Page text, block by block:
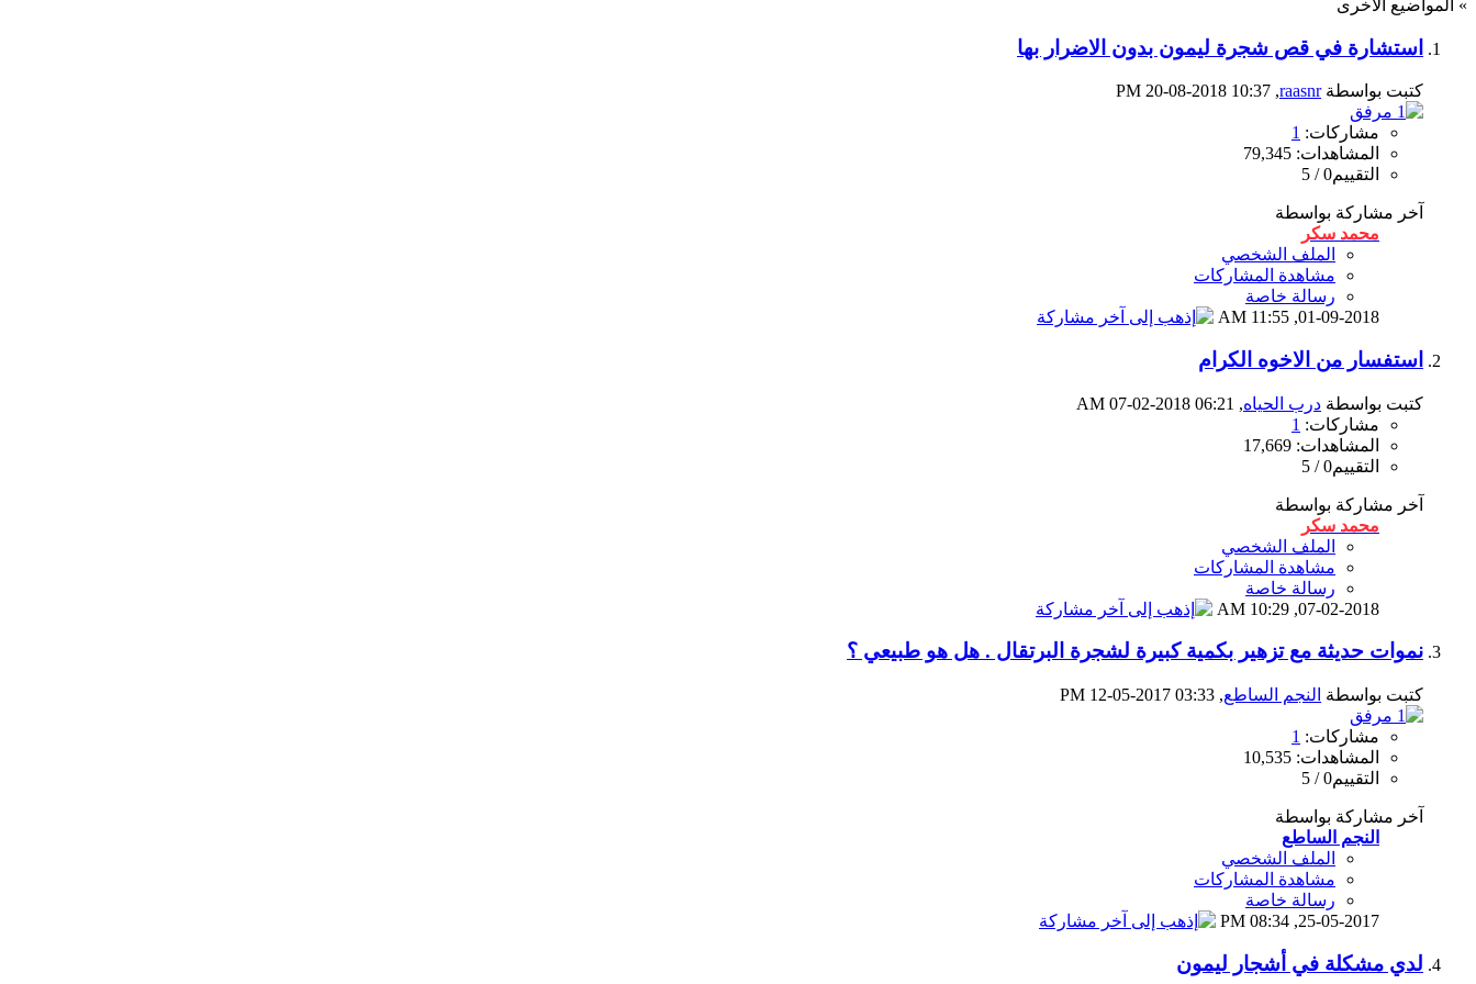
» المواضيع الأخرى
استشارة في قص شجرة ليمون بدون الاضرار بها
كتبت بواسطةraasnr
‏, 20-08-2018 10:37 PM
مشاركات: 1
المشاهدات: 79,345
التقييم0 / 5
آخر مشاركة بواسطة
محمد سكر
الملف الشخصي
مشاهدة المشاركات
رسالة خاصة
01-09-2018,
11:55 AM
استفسار من الاخوه الكرام
كتبت بواسطة درب الحياه‏, 07-02-2018 06:21 AM
مشاركات: 1
المشاهدات: 17,669
التقييم0 / 5
آخر مشاركة بواسطة
محمد سكر
الملف الشخصي
مشاهدة المشاركات
رسالة خاصة
07-02-2018,
10:29 AM
نموات حديثة مع تزهير بكمية كبيرة لشجرة البرتقال . هل هو طبيعي ؟
كتبت بواسطة النجم الساطع‏, 12-05-2017 03:33 PM
مشاركات: 1
المشاهدات: 10,535
التقييم0 / 5
آخر مشاركة بواسطة
النجم الساطع
الملف الشخصي
مشاهدة المشاركات
رسالة خاصة
25-05-2017,
08:34 PM
لدي مشكلة في أشجار ليمون